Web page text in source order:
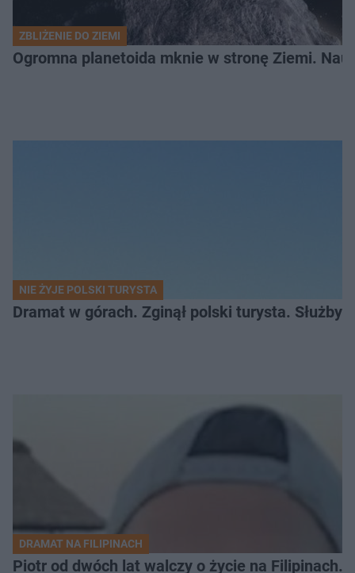
ZBLIŻENIE DO ZIEMI
Ogromna planetoida mknie w stronę Ziemi.
NIE ŻYJE POLSKI TURYSTA
Dramat w górach. Zginął polski turysta. Służby
DRAMAT NA FILIPINACH
Piotr od dwóch lat walczy o życie na Filipinach.